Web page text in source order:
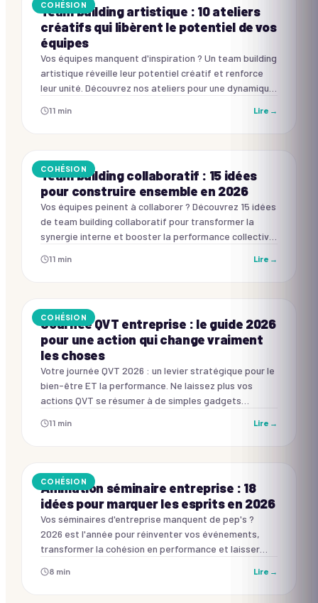
COHÉSION
Team building artistique : 10 ateliers
créatifs qui libèrent le potentiel de vos
équipes
Vos équipes manquent d'inspiration ? Un team building
artistique réveille leur potentiel créatif et renforce
leur unité. Découvrez nos ateliers pour une dynamique
11 min Lire →
COHÉSION
Team building collaboratif : 15 idées
pour construire ensemble en 2026
Vos équipes peinent à collaborer ? Découvrez 15 idées
de team building collaboratif pour transformer la
synergie interne et booster la performance collective
11 min Lire →
COHÉSION
Journée QVT entreprise : le guide 2026
pour une action qui change vraiment
les choses
Votre journée QVT 2026 : un levier stratégique pour le
bien-être ET la performance. Ne laissez plus vos
actions QVT se résumer à de simples gadgets
11 min Lire →
COHÉSION
Animation séminaire entreprise : 18
idées pour marquer les esprits en 2026
Vos séminaires d'entreprise manquent de pep's ?
2026 est l'année pour réinventer vos événements,
transformer la cohésion en performance et laisser
8 min Lire →